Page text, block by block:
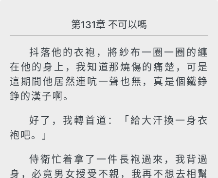
第131章 不可以嗎
抖落他的衣袍，將紗布一圈一圈的纏
在他的身上，我知道那燒傷的痛楚，可是
這期間他居然連吭一聲也無，真是個鐵錚
錚的漢子啊。
好了，我轉首道：「給大汗換一身衣
袍吧。」
侍衛忙着拿了一件長袍過來，我背過
身，必竟男女授受不親，我再不想去相幫